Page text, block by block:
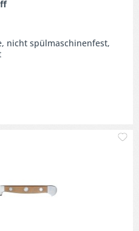
nicht spülmaschinenfest,